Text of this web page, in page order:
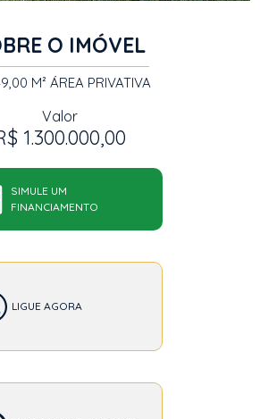
O IMÓVEL
M² ÁREA PRIVATIVA
Valor
1.300.000,00
SIMULE UM
FINANCIAMENTO
LIGUE AGORA